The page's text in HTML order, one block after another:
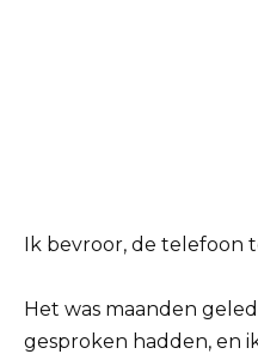
Ik bevroor, de telefoon
Het was maanden
gesproken hadden, en